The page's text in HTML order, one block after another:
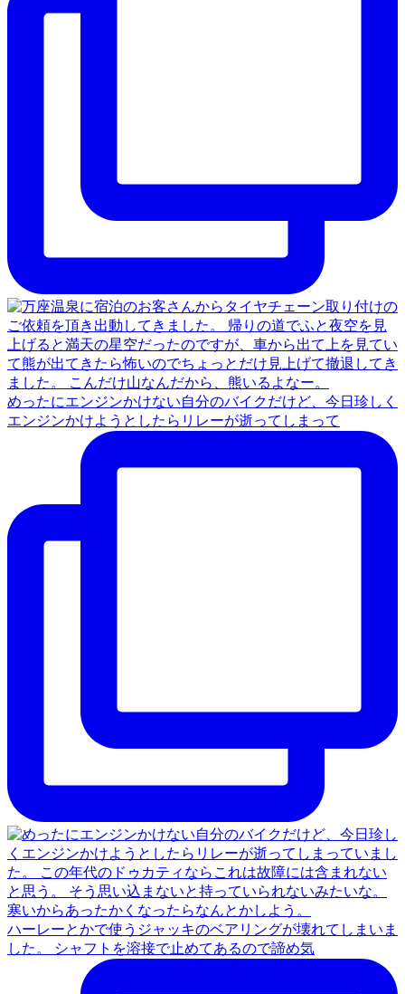
めったにエンジンかけない自分のバイクだけど、今日珍しく
エンジンかけようとしたらリレーが逝ってしまって
ハーレーとかで使うジャッキのベアリングが壊れてしまいま
した。 シャフトを溶接で止めてあるので諦め気